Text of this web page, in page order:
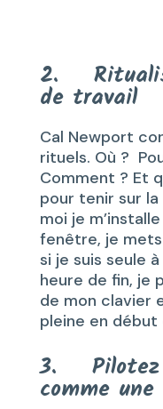
2.
de travail
Cal Newport
rituels. Où ?
Comment ? Et
pour tenir sur la
moi je
fenêtre, je
si je suis seule
heure de fin, je
de mon clavier
pleine en début
3. Pilotez
comme